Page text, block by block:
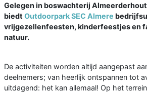
Gelegen in boswachterij
biedt Outdoorpark SEC Almere
vrijgezellenfeesten, kinderfeestjes en
natuur.
De activiteiten worden altijd aangepast
deelnemers; van heerlijk ontspannen tot
uitdagend: het kan allemaal! Op het